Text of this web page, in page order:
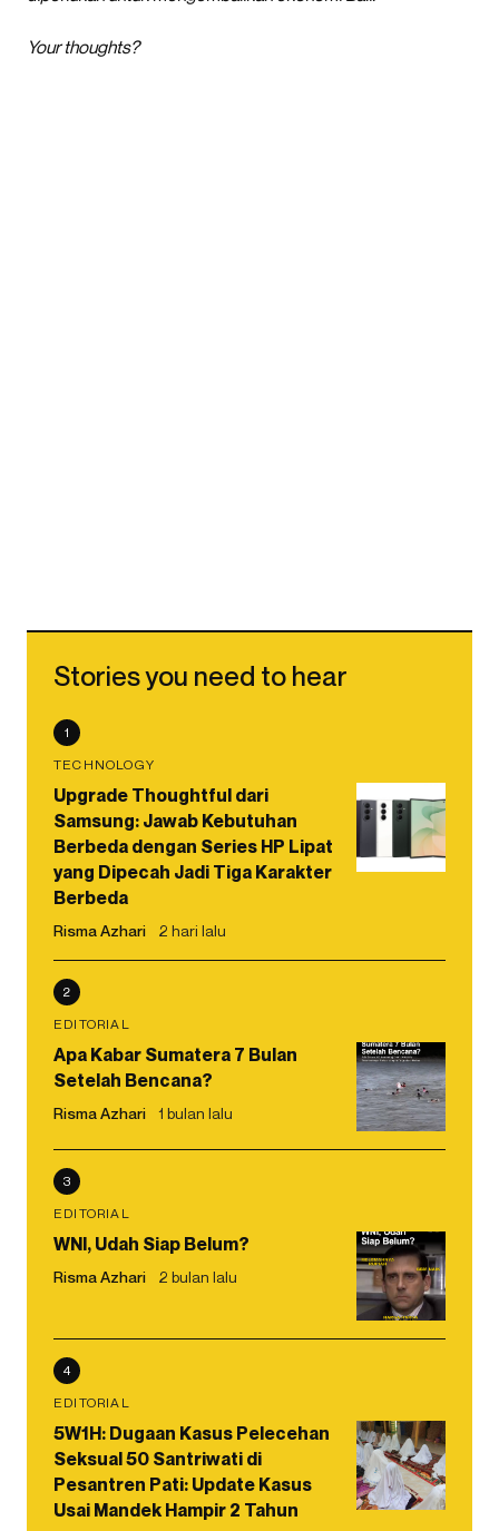
Your thoughts?
Stories you need to hear
1
TECHNOLOGY
Upgrade Thoughtful dari
Samsung: Jawab Kebutuhan
Berbeda dengan Series HP Lipat
yang Dipecah Jadi Tiga Karakter
Berbeda
Risma Azhari 2 hari lalu
2
EDITORIAL
Apa Kabar Sumatera 7 Bulan
Setelah Bencana?
Risma Azhari 1 bulan lalu
3
EDITORIAL
WNI, Udah Siap Belum?
Risma Azhari 2 bulan lalu
4
EDITORIAL
5W1H: Dugaan Kasus Pelecehan
Seksual 50 Santriwati di
Pesantren Pati: Update Kasus
Usai Mandek Hampir 2 Tahun